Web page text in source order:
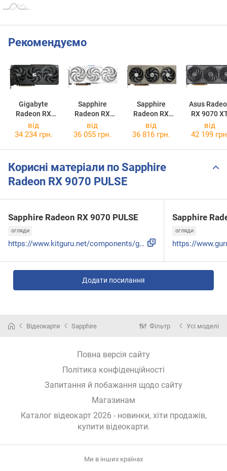
Рекомендуємо
Gigabyte
Radeon RX
9070 GAMING
16G
Sapphire
Radeon RX
9070 PURE
Sapphire
Radeon RX
9070 NITRO+
Asus
RX 9070
TUF
OC 16GB
від
34 234 грн.
від
36 055 грн.
від
36 816 грн.
від
42 199
Корисні матеріали по Sapphire
Radeon RX 9070 PULSE
Sapphire Radeon RX 9070 PULSE
огляди
https://www.kitguru.net/components/graphic-cards/dominic-mo...
Sapphire
огляди
Додати посилання
Відеокарти Sapphire Фільтр Усі моделі
Повна версія сайту
Політика конфіденційності
Запитання й побажання щодо сайту
Магазинам
Каталог відеокарт 2026 - новинки, хіти продажів,
купити відеокарти.
Ми в інших країнах